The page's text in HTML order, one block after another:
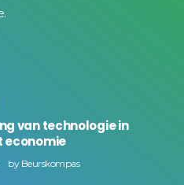
van technologie in
economie
by Beurskompas